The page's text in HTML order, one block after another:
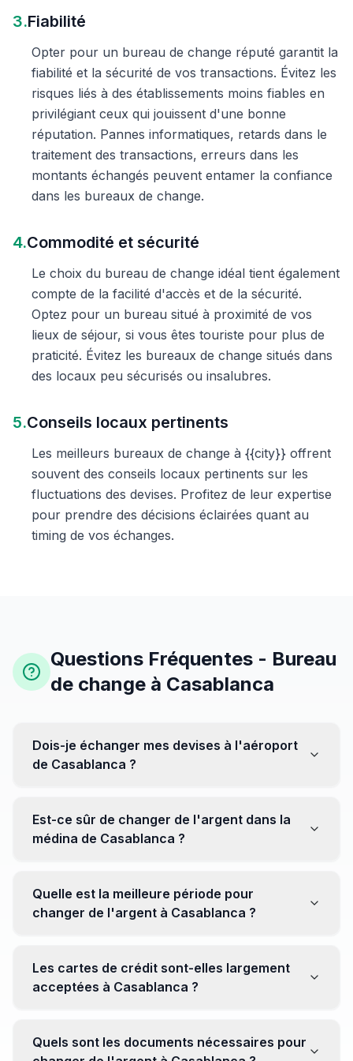
3.Fiabilité
Opter pour un bureau de change réputé garantit la
fiabilité et la sécurité de vos transactions. Évitez les
risques liés à des établissements moins fiables en
privilégiant ceux qui jouissent d'une bonne
réputation. Pannes informatiques, retards dans le
traitement des transactions, erreurs dans les
montants échangés peuvent entamer la confiance
dans les bureaux de change.
4.Commodité et sécurité
Le choix du bureau de change idéal tient également
compte de la facilité d'accès et de la sécurité.
Optez pour un bureau situé à proximité de vos
lieux de séjour, si vous êtes touriste pour plus de
praticité. Évitez les bureaux de change situés dans
des locaux peu sécurisés ou insalubres.
5.Conseils locaux pertinents
Les meilleurs bureaux de change à {{city}} offrent
souvent des conseils locaux pertinents sur les
fluctuations des devises. Profitez de leur expertise
pour prendre des décisions éclairées quant au
timing de vos échanges.
Questions Fréquentes - Bureau
de change à Casablanca
Dois-je échanger mes devises à l'aéroport
de Casablanca ?
être moins avantageux. Orientez-vous plutôt vers les
bureaux de change en ville pour obtenir de meilleurs
Est-ce sûr de changer de l'argent dans la
médina de Casablanca ?
établissements réputés pour éviter les surprises.
Quelle est la meilleure période pour
changer de l'argent à Casablanca ?
soyez attentif aux fluctuations pour maximiser la valeur
de vos devises.
Les cartes de crédit sont-elles largement
acceptées à Casablanca ?
Cependant, avoir un peu de monnaie locale peut être
Quels sont les documents nécessaires pour